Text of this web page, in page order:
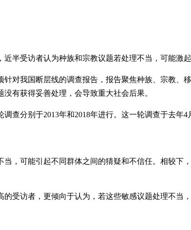
半受访者认为种族和宗教议题若处理不当，可能激
针对我国断层线的调查报告，报告聚焦种族、宗教
有获得妥善处理，会导致重大社会后果。
查分别于2013年和2018年进行。这一轮调查于去
，可能引起不同群体之间的猜疑和不信任。相较
受访者，更倾向于认为，若这些敏感议题处理不当